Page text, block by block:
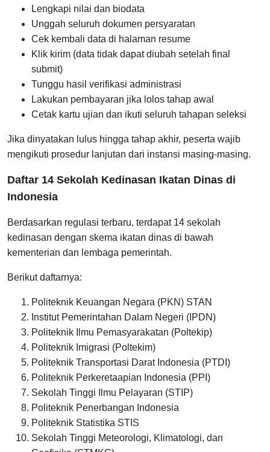
Lengkapi nilai dan biodata
Unggah seluruh dokumen persyaratan
Cek kembali data di halaman resume
Klik kirim (data tidak dapat diubah setelah final
submit)
Tunggu hasil verifikasi administrasi
Lakukan pembayaran jika lolos tahap awal
Cetak kartu ujian dan ikuti seluruh tahapan seleksi
Jika dinyatakan lulus hingga tahap akhir, peserta wajib
mengikuti prosedur lanjutan dari instansi masing-masing.
Daftar 14 Sekolah Kedinasan Ikatan Dinas di
Indonesia
Berdasarkan regulasi terbaru, terdapat 14 sekolah
kedinasan dengan skema ikatan dinas di bawah
kementerian dan lembaga pemerintah.
Berikut daftarnya:
Politeknik Keuangan Negara (PKN) STAN
Institut Pemerintahan Dalam Negeri (IPDN)
Politeknik Ilmu Pemasyarakatan (Poltekip)
Politeknik Imigrasi (Poltekim)
Politeknik Transportasi Darat Indonesia (PTDI)
Politeknik Perkeretaapian Indonesia (PPI)
Sekolah Tinggi Ilmu Pelayaran (STIP)
Politeknik Penerbangan Indonesia
Politeknik Statistika STIS
Sekolah Tinggi Meteorologi, Klimatologi, dan